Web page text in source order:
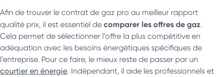
Afin de trouver le contrat de gaz pro au meilleur rapport
qualité prix, il est essentiel de comparer les offres de gaz.
Cela permet de sélectionner l’offre la plus compétitive en
adéquation avec les besoins énergétiques spécifiques de
l’entreprise. Pour ce faire, le mieux reste de passer par un
courtier en énergie. Indépendant, il aide les professionnels et